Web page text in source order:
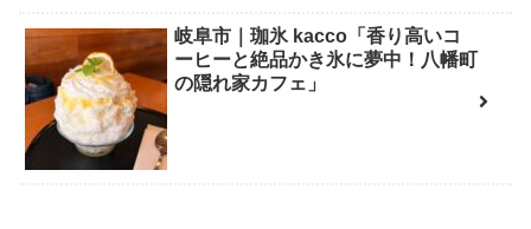
岐阜市｜珈氷 kacco「香り高いコ
ーヒーと絶品かき氷に夢中！八幡町
の隠れ家カフェ」